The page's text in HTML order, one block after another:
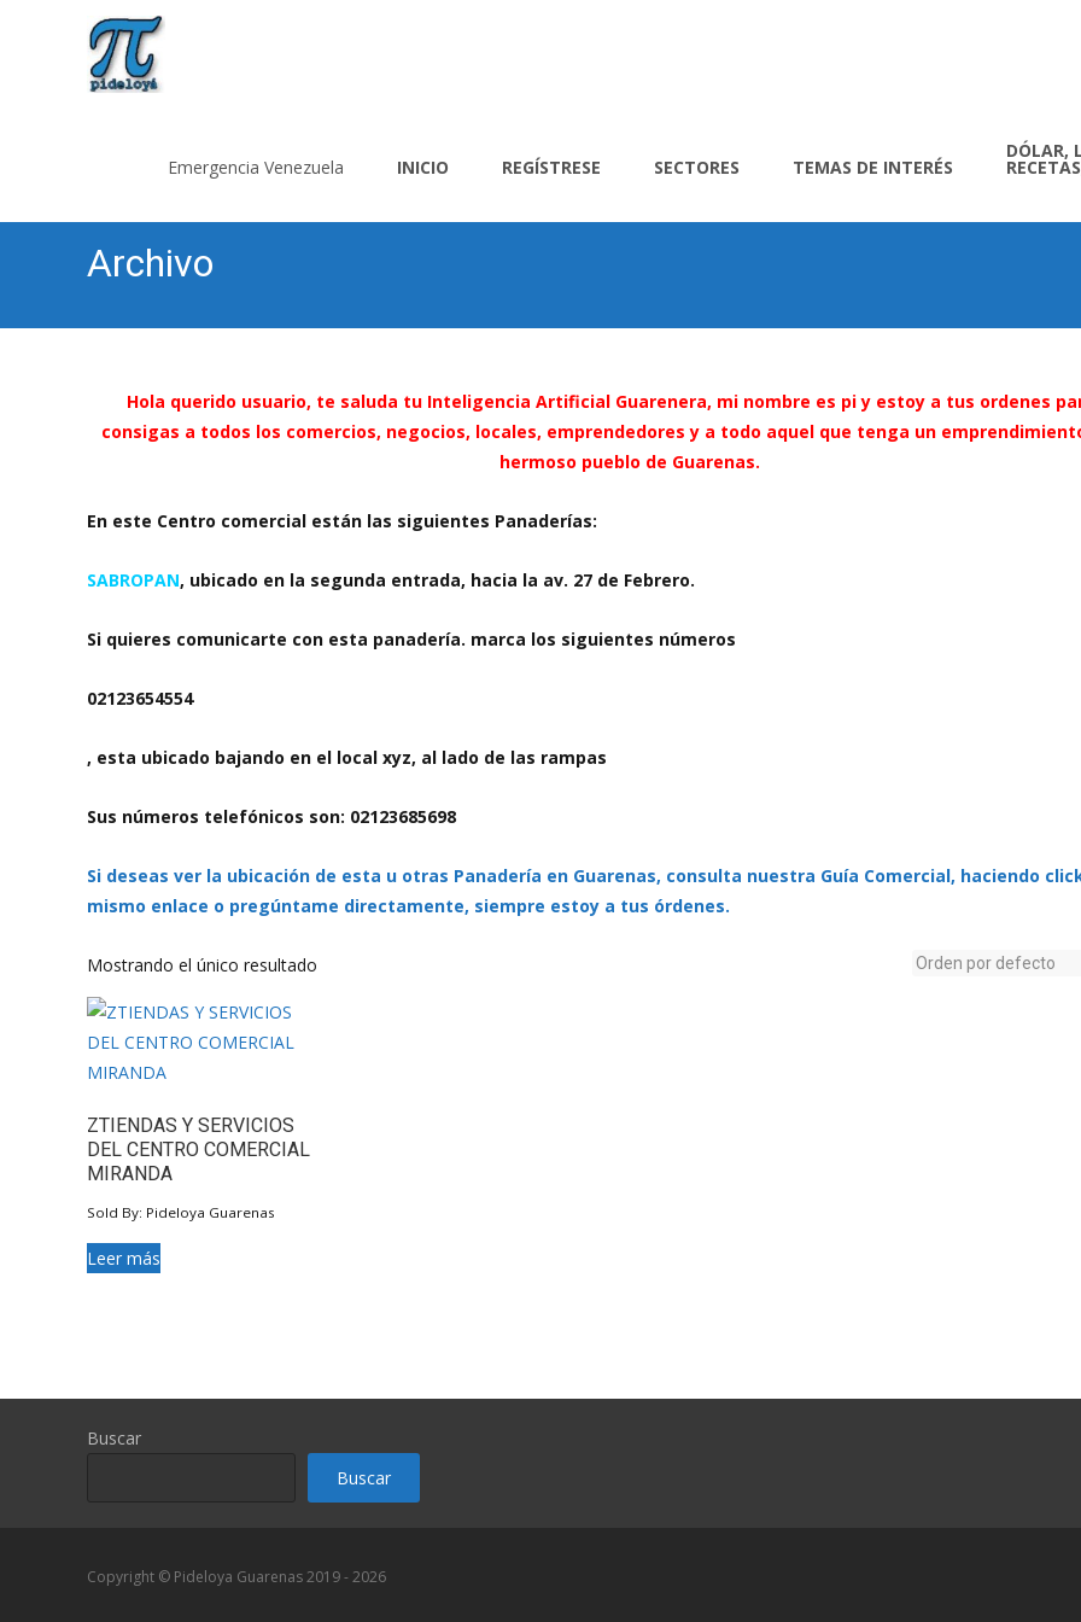
contenido
Emergencia Venezuela INICIO REGÍSTRESE SECTORES TEMAS DE INTERÉS
DÓLAR,
Archivo
Hola querido usuario, te saluda tu Inteligencia Artificial Guarenera, mi nombre es pi y estoy a tus ordenes
consigas a todos los comercios, negocios, locales, emprendedores y a todo aquel que tenga un
hermoso pueblo de Guarenas.
En este Centro comercial están las siguientes Panaderías:
SABROPAN, ubicado en la segunda entrada, hacia la av. 27 de Febrero.
Si quieres comunicarte con esta panadería. marca los siguientes números
02123654554
, esta ubicado bajando en el local xyz, al lado de las rampas
Sus números telefónicos son: 02123685698
Si deseas ver la ubicación de esta u otras Panadería en Guarenas, consulta nuestra Guía Comercial, haciendo
mismo enlace o pregúntame directamente, siempre estoy a tus órdenes.
Mostrando el único resultado
ZTIENDAS Y SERVICIOS
DEL CENTRO COMERCIAL
MIRANDA
Sold By: Pideloya Guarenas
Leer más
Buscar
Buscar
Copyright © Pideloya Guarenas 2019 - 2026